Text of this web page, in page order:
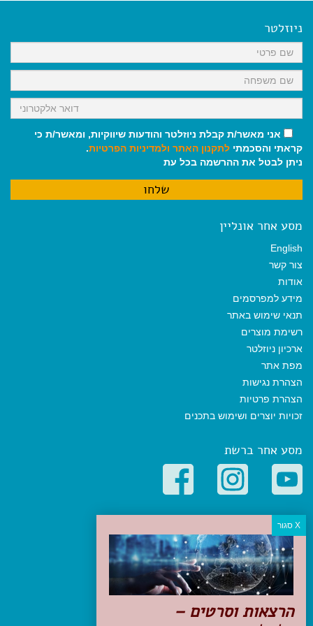
k
p
m
ניוזלטר
אני מאשר/ת קבלת ניוזלטר והודעות שיווקיות, ומאשר/ת כי
קראתי והסכמתי לתקנון האתר ולמדיניות הפרטיות.
ניתן לבטל את ההרשמה בכל עת
מסע אחר אונליין
English
צור קשר
אודות
מידע למפרסמים
תנאי שימוש באתר
רשימת מוצרים
ארכיון ניוזלטר
מפת אתר
הצהרת נגישות
הצהרת פרטיות
זכויות יוצרים ושימוש בתכנים
מסע אחר ברשת
קטגוריות פופולריות
יעדים
טיולים בישראל
מלונות בוטיק בישראל
טיפים והמלצות
הכנות לנסיעה
הרצאות וסרטים –